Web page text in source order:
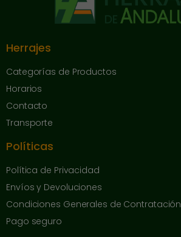
Herrajes
Categorías de Productos
Horarios
Contacto
Transporte
Políticas
Política de Privacidad
Envíos y Devoluciones
Condiciones Generales de Contratación
Pago seguro